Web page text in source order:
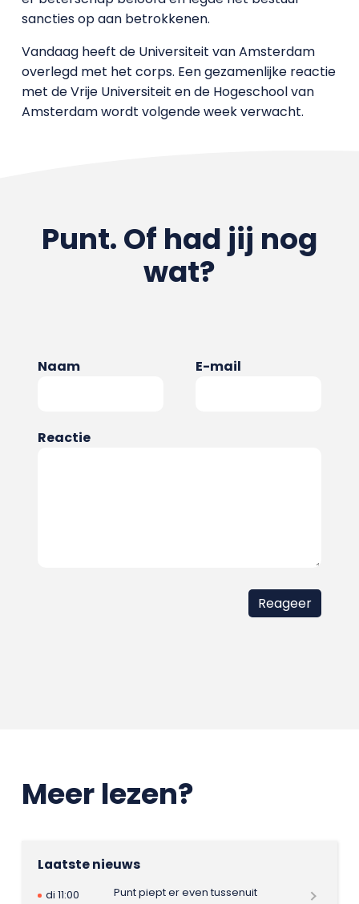
sancties op aan betrokkenen.
Vandaag heeft de Universiteit van Amsterdam
overlegd met het corps. Een gezamenlijke reactie
met de Vrije Universiteit en de Hogeschool van
Amsterdam wordt volgende week verwacht.
Punt. Of had jij nog
wat?
Naam E-mail
Reactie
Meer lezen?
Laatste nieuws
di 11:00
Punt piept er even tussenuit